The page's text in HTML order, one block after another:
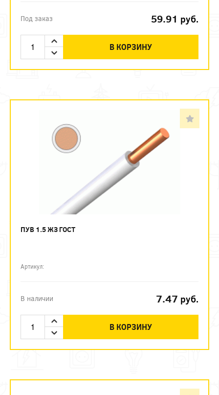
Под заказ 59.91 руб.
В КОРЗИНУ
ПУВ 1.5 ЖЗ ГОСТ
Артикул:
В наличии 7.47 руб.
В КОРЗИНУ